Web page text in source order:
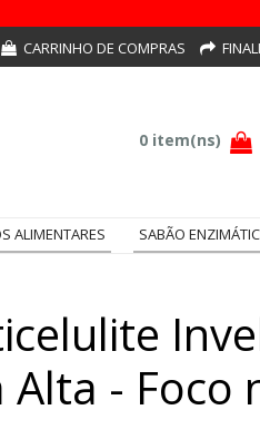
CARRINHO DE COMPRAS
ALIMENTARES SABÃO
- Foco